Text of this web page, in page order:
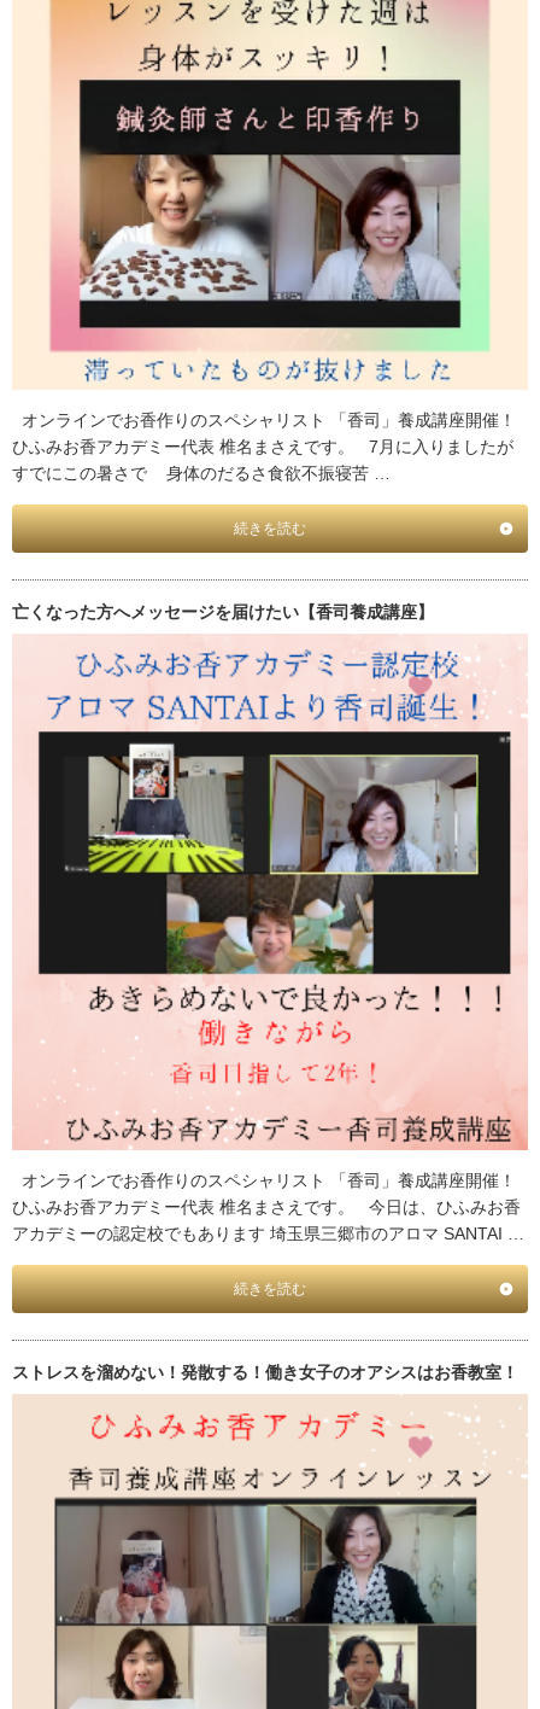
オンラインでお香作りのスペシャリスト 「香司」養成講座開催！
ひふみお香アカデミー代表 椎名まさえです。 7月に入りましたが
すでにこの暑さで 身体のだるさ食欲不振寝苦 …
続きを読む
亡くなった方へメッセージを届けたい【香司養成講座】
オンラインでお香作りのスペシャリスト 「香司」養成講座開催！
ひふみお香アカデミー代表 椎名まさえです。 今日は、ひふみお香
アカデミーの認定校でもあります 埼玉県三郷市のアロマ SANTAI …
続きを読む
ストレスを溜めない！発散する！働き女子のオアシスはお香教室！